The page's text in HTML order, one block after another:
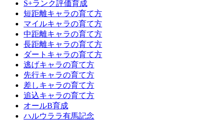
S+ランク評価育成
短距離キャラの育て方
マイルキャラの育て方
中距離キャラの育て方
長距離キャラの育て方
ダートキャラの育て方
逃げキャラの育て方
先行キャラの育て方
差しキャラの育て方
追込キャラの育て方
オールB育成
ハルウララ有馬記念